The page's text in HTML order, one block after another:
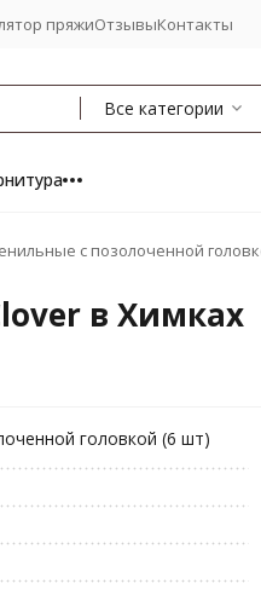
пряжиОтзывыКонтакты
Все категории
с позолоченной
в Химках
головкой (6 шт)